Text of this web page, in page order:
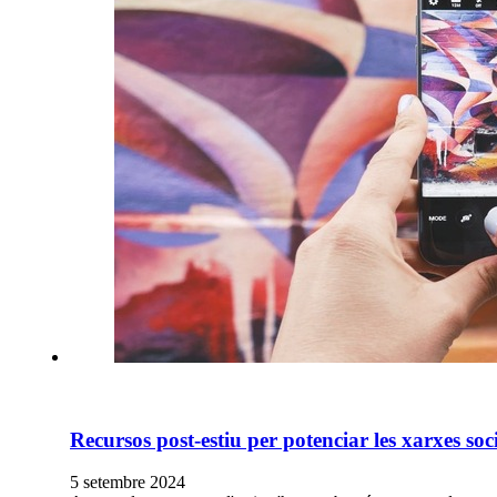
Recursos post-estiu per potenciar les xarxes
5 setembre 2024